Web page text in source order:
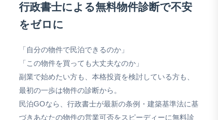
行政書士による無料物件診断で不安
をゼロに
「自分の物件で民泊できるのか」
「この物件を買っても大丈夫なのか」
副業で始めたい方も、本格投資を検討している方も、
最初の一歩は物件の診断から。
民泊GOなら、行政書士が最新の条例・建築基準法に基
づきあなたの物件の営業可否をスピーディーに無料診